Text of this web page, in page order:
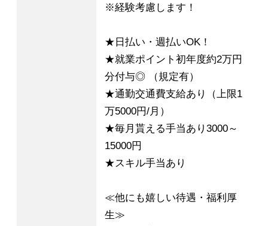
※経験考慮します！
★日払い・週払いOK！
★就業ポイント初年度約2万円
分付与◎ （規定有）
★通勤交通費支給あり（上限1
万5000円/月）
★毎月貰える手当あり3000～
15000円
★スキル手当あり
≪他にも嬉しい待遇・福利厚
生≫